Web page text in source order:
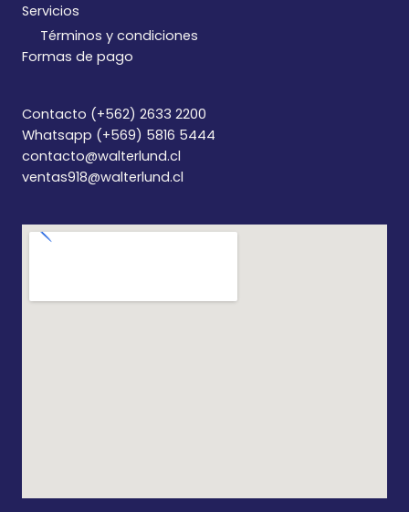
Servicios
Términos y condiciones
Formas de pago
Contacto (+562) 2633 2200
Whatsapp (+569) 5816 5444
contacto@walterlund.cl
ventas918@walterlund.cl